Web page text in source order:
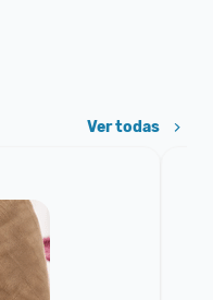
Ver todas